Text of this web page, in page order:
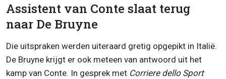
Assistent van Conte slaat terug
naar De Bruyne
Die uitspraken werden uiteraard gretig opgepikt in Italië.
De Bruyne krijgt er ook meteen van antwoord uit het
kamp van Conte. In gesprek met Corriere dello Sport